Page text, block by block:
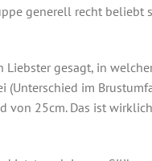
generell recht
Liebster gesagt, in
(Unterschied im
von 25cm. Das ist